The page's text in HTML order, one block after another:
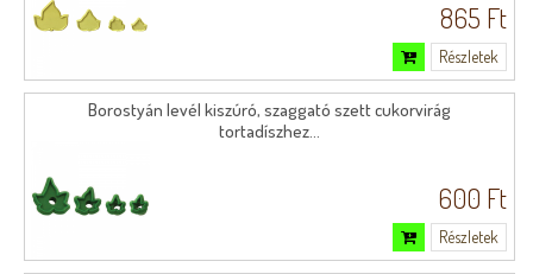
865 Ft
Részletek
Borostyán levél kiszúró, szaggató szett cukorvirág
tortadíszhez...
600 Ft
Részletek